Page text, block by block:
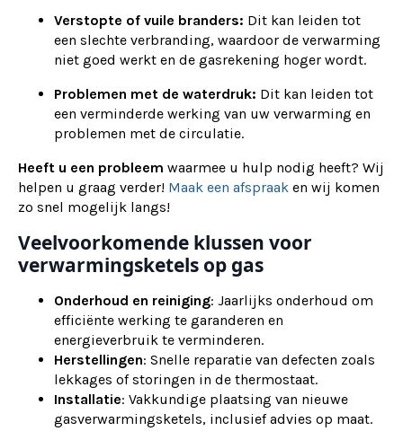
Verstopte of vuile branders: Dit kan leiden tot
een slechte verbranding, waardoor de verwarming
niet goed werkt en de gasrekening hoger wordt.
Problemen met de waterdruk: Dit kan leiden tot
een verminderde werking van uw verwarming en
problemen met de circulatie.
Heeft u een probleem waarmee u hulp nodig heeft? Wij
helpen u graag verder! Maak een afspraak en wij komen
zo snel mogelijk langs!
Veelvoorkomende klussen voor
verwarmingsketels op gas
Onderhoud en reiniging: Jaarlijks onderhoud om
efficiënte werking te garanderen en
energieverbruik te verminderen.
Herstellingen: Snelle reparatie van defecten zoals
lekkages of storingen in de thermostaat.
Installatie: Vakkundige plaatsing van nieuwe
gasverwarmingsketels, inclusief advies op maat.